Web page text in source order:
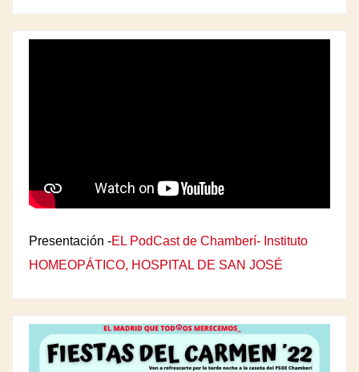
Presentación -EL PodCast de Chamberí- Instituto
HOMEOPÁTICO, HOSPITAL DE SAN JOSÉ